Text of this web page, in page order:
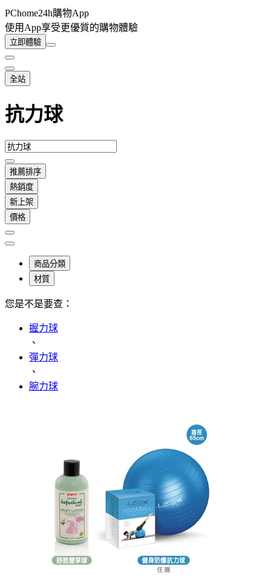
PChome24h購物App
使用App享受更優質的購物體驗
立即體驗
全站
抗力球
推薦排序
熱銷度
新上架
價格
商品分類
材質
您是不是要查：
握力球
、
彈力球
、
腕力球